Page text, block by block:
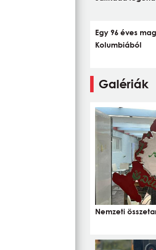
Egy 96 éves
Kolumbiából
Galériák
Nemzeti